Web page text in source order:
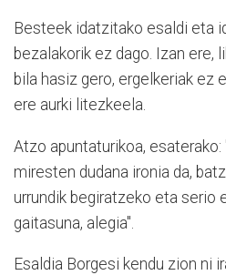
Besteek idatzitako esaldi eta
bezalakorik ez dago. Izan ere,
bila hasiz gero, ergelkeriak ez
ere aurki litezkeela.
Atzo apuntaturikoa,
miresten dudana ironia da,
urrundik begiratzeko eta serio
gaitasuna, alegia".
Esaldia Borgesi kendu zion ni